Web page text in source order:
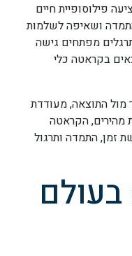
פילוסופיית חיים
ושאיפה לשלמות
מפתחים גישה
בקראטה כלי
מול התוצאה, מעודדת
מהירים, הקראטה
זמן, התמדה ותרגול